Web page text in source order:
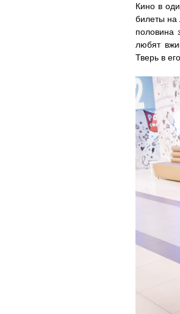
Кино в
билеты на
половина
любят
Тверь в